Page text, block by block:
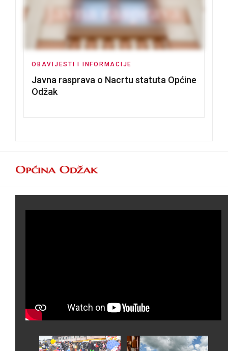
OBAVIJESTI I INFORMACIJE
Javna rasprava o Nacrtu statuta Općine
Odžak